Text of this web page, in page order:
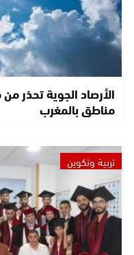
الأرصاد الجوية تحذر
مناطق بالمغرب
تربية وتكوين